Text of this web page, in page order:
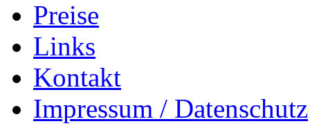
Preise
Links
Kontakt
Impressum / Datenschutz